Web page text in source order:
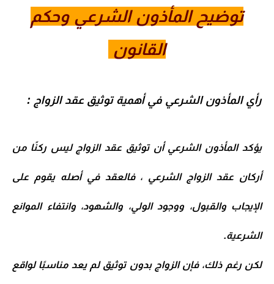
توضيح المأذون الشرعي وحكم
القانون
رأي المأذون الشرعي في أهمية توثيق عقد الزواج :
يؤكد المأذون الشرعي أن توثيق عقد الزواج ليس ركنًا من
أركان عقد الزواج الشرعي ، فالعقد في أصله يقوم على
الإيجاب والقبول، ووجود الولي، والشهود، وانتفاء الموانع
الشرعية.
لكن رغم ذلك، فإن الزواج بدون توثيق لم يعد مناسبًا لواقع